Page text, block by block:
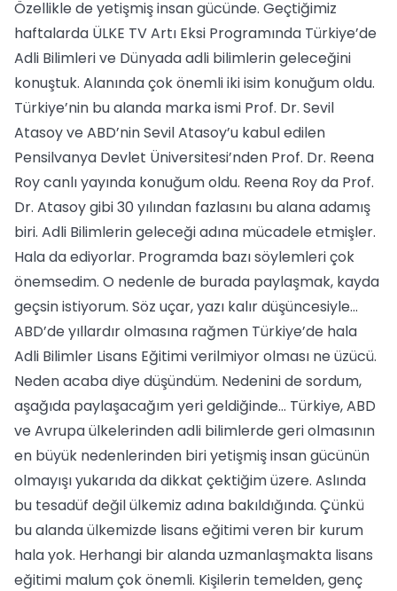
Özellikle de yetişmiş insan gücünde. Geçtiğimiz
haftalarda ÜLKE TV Artı Eksi Programında Türkiye’de
Adli Bilimleri ve Dünyada adli bilimlerin geleceğini
konuştuk. Alanında çok önemli iki isim konuğum oldu.
Türkiye’nin bu alanda marka ismi Prof. Dr. Sevil
Atasoy ve ABD’nin Sevil Atasoy’u kabul edilen
Pensilvanya Devlet Üniversitesi’nden Prof. Dr. Reena
Roy canlı yayında konuğum oldu. Reena Roy da Prof.
Dr. Atasoy gibi 30 yılından fazlasını bu alana adamış
biri. Adli Bilimlerin geleceği adına mücadele etmişler.
Hala da ediyorlar. Programda bazı söylemleri çok
önemsedim. O nedenle de burada paylaşmak, kayda
geçsin istiyorum. Söz uçar, yazı kalır düşüncesiyle...
ABD’de yıllardır olmasına rağmen Türkiye’de hala
Adli Bilimler Lisans Eğitimi verilmiyor olması ne üzücü.
Neden acaba diye düşündüm. Nedenini de sordum,
aşağıda paylaşacağım yeri geldiğinde... Türkiye, ABD
ve Avrupa ülkelerinden adli bilimlerde geri olmasının
en büyük nedenlerinden biri yetişmiş insan gücünün
olmayışı yukarıda da dikkat çektiğim üzere. Aslında
bu tesadüf değil ülkemiz adına bakıldığında. Çünkü
bu alanda ülkemizde lisans eğitimi veren bir kurum
hala yok. Herhangi bir alanda uzmanlaşmakta lisans
eğitimi malum çok önemli. Kişilerin temelden, genç